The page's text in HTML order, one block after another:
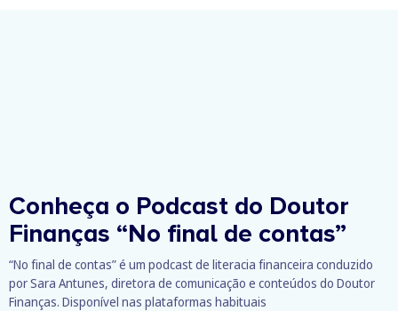
Conheça o Podcast do Doutor
Finanças “No final de contas”
“No final de contas” é um podcast de literacia financeira conduzido
por Sara Antunes, diretora de comunicação e conteúdos do Doutor
Finanças. Disponível nas plataformas habituais